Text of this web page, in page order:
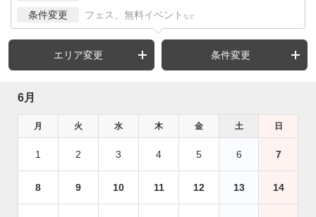
条件変更 フェス、無料イベント など
エリア変更 条件変更
6月
月 火 水 木 金 土 日
1 2 3 4 5 6 7
8 9 10 11 12 13 14